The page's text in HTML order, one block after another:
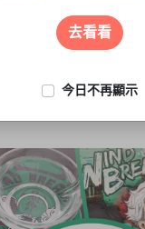
去看看
今日不再顯示